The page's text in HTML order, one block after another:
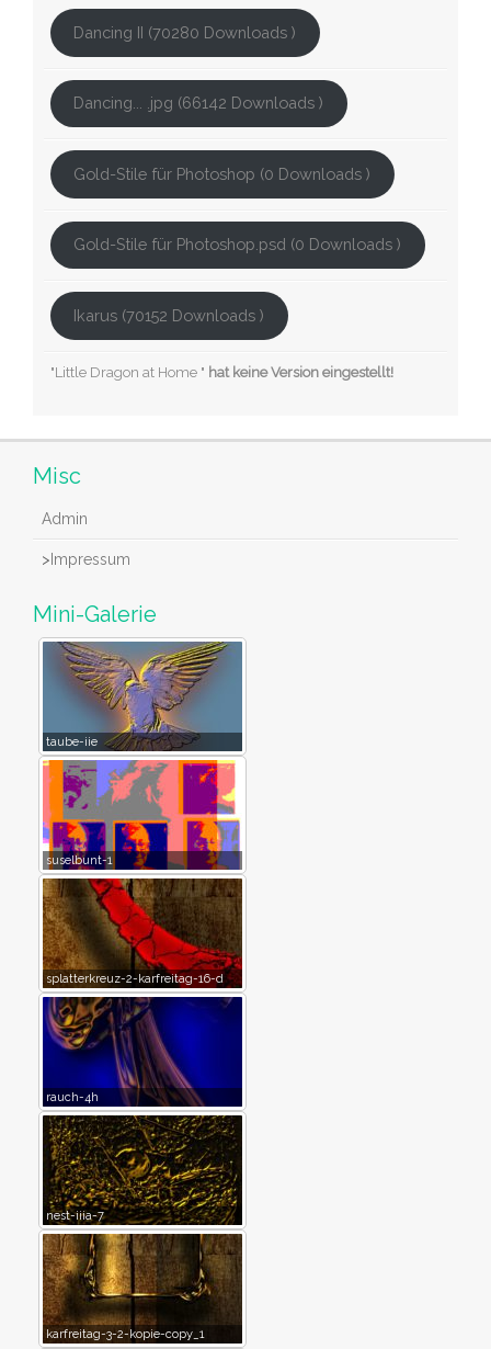
Dancing II (70280 Downloads )
Dancing... .jpg (66142 Downloads )
Gold-Stile für Photoshop (0 Downloads )
Gold-Stile für Photoshop.psd (0 Downloads )
Ikarus (70152 Downloads )
"Little Dragon at Home " hat keine Version eingestellt!
Misc
Admin
>Impressum
Mini-Galerie
taube-iie
suselbunt-1
splatterkreuz-2-karfreitag-16-d
rauch-4h
nest-iiia-7
karfreitag-3-2-kopie-copy_1